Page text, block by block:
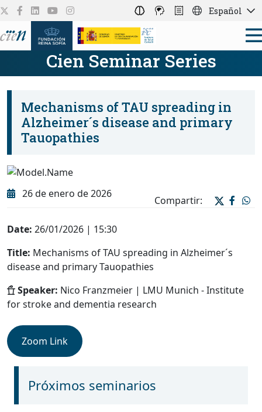
Español
Cien Seminar Series
Mechanisms of TAU spreading in
Alzheimer´s disease and primary
Tauopathies
26 de enero de 2026
Compartir:
Date: 26/01/2026 | 15:30
Title: Mechanisms of TAU spreading in Alzheimer´s
disease and primary Tauopathies
Speaker: Nico Franzmeier | LMU Munich - Institute
for stroke and dementia research
Zoom Link
Próximos seminarios